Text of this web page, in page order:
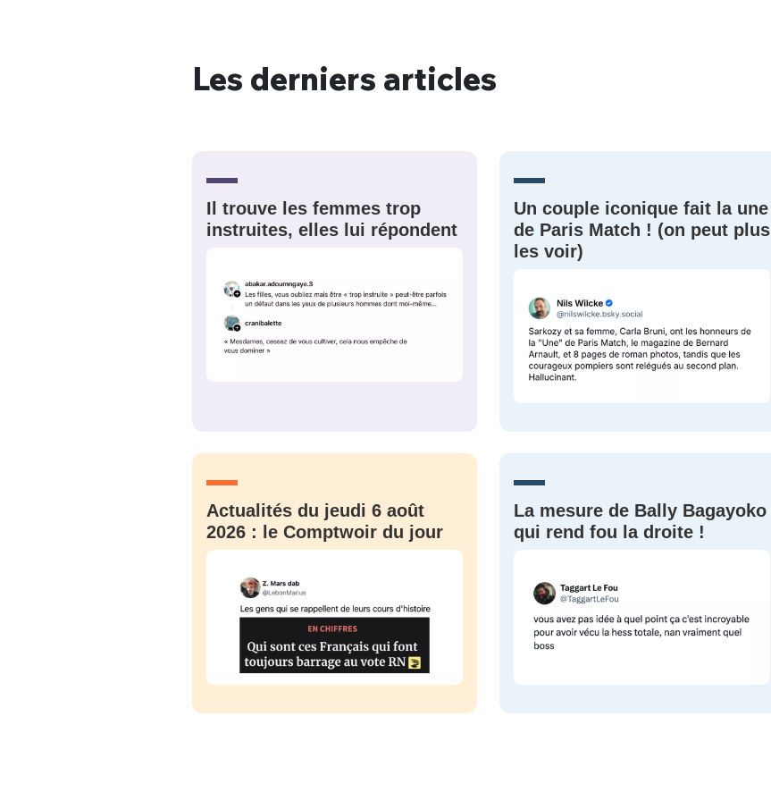
Les derniers articles
Il trouve les femmes trop
instruites, elles lui répondent
Un couple iconique fait la une
de Paris Match ! (on peut plus
les voir)
Actualités du jeudi 6 août
2026 : le Comptwoir du jour
La mesure de Bally Bagayoko
qui rend fou la droite !
PSEUDO
PASSWORD*
PSEUDO
VOTRE PARTICIPATION
Que souhaitez-vous proposer ?
Quelques
tweets
Ma propre
sélection